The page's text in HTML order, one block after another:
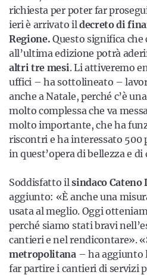
richiesta per poter far
ieri è arrivato ildecreto di
Regione. Questo significa
all’ultima edizione potrà
altri tre mesi. Li attiveremo
uffici – ha sottolineato –
anche a Natale, perché c’è
molto complessa che va
molto importante, che ha
riscontri e ha interessato 500
in quest’opera di bellezza e
Soddisfatto ilsindaco Cateno
aggiunto: «È anche una
usata al meglio. Oggi
perché siamo stati bravi
cantieri e nel rendicontare».
metropolitana– ha aggiunto
far partire i cantieri di servizi